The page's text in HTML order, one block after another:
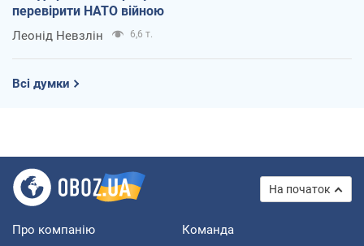
перевірити НАТО війною
Леонід Невзлін 6,6 т.
Всі думки
На початок
Про компанію Команда